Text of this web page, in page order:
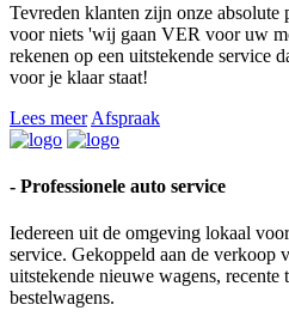
Tevreden klanten zijn onze
voor niets 'wij gaan VER voor uw
rekenen op een uitstekende service
voor je klaar staat!
Lees meer Afspraak
- Professionele auto service
Iedereen uit de omgeving lokaal
service. Gekoppeld aan de verkoop
uitstekende nieuwe wagens, recente
bestelwagens.